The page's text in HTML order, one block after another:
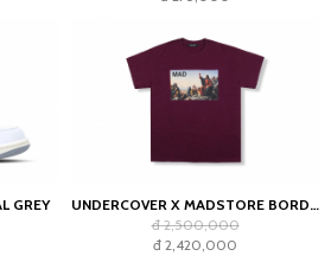
GREY
UNDERCOVER X MADSTORE BORDEAUX T-SHIRT
đ 2,500,000
đ 2,420,000